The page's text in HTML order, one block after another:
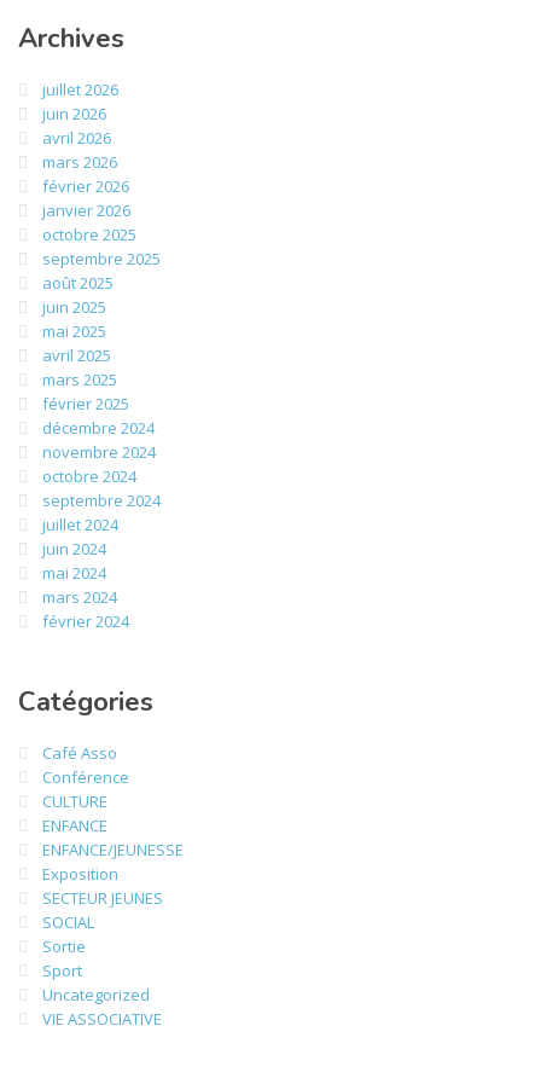
Archives
juillet 2026
juin 2026
avril 2026
mars 2026
février 2026
janvier 2026
octobre 2025
septembre 2025
août 2025
juin 2025
mai 2025
avril 2025
mars 2025
février 2025
décembre 2024
novembre 2024
octobre 2024
septembre 2024
juillet 2024
juin 2024
mai 2024
mars 2024
février 2024
Catégories
Café Asso
Conférence
CULTURE
ENFANCE
ENFANCE/JEUNESSE
Exposition
SECTEUR JEUNES
SOCIAL
Sortie
Sport
Uncategorized
VIE ASSOCIATIVE